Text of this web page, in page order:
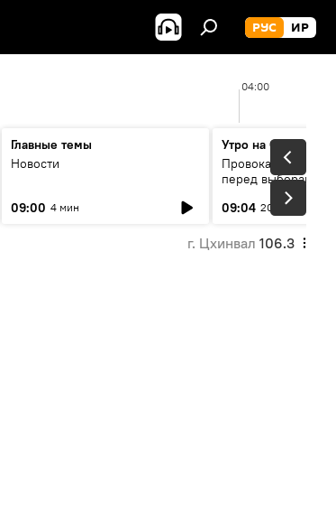
РУС ИР
04:00
Главные темы
Новости
09:00 4 мин
Утро на Спутнике
Провокации со
перед выборами в
09:04 20 мин
г. Цхинвал 106.3